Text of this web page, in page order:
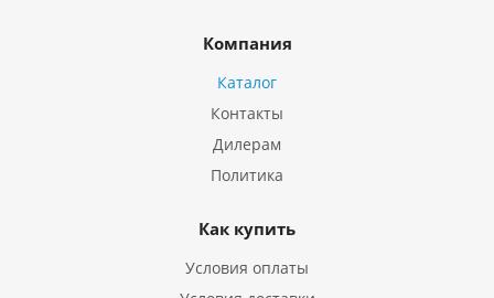
Компания
Каталог
Контакты
Дилерам
Политика
Как купить
Условия оплаты